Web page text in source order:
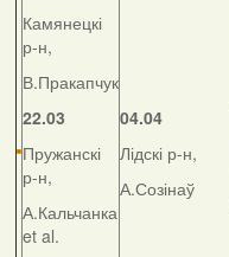
Камянецкі
р-н,
В.Пракапчук
22.03
Пружанскі
р-н,
А.Кальчанка
et al.
04.04
Лідскі р-н,
А.Созінаў